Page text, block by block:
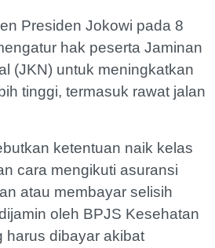
Presiden Jokowi pada 8
hak peserta Jaminan
(JKN) untuk meningkatkan
tinggi, termasuk rawat jalan
ketentuan naik kelas
cara mengikuti asuransi
atau membayar selisih
oleh BPJS Kesehatan
harus dibayar akibat